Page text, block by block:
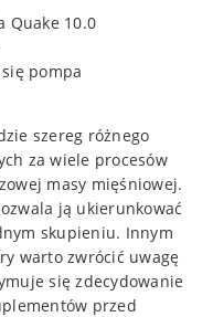
Quake 10.0
pompa
szereg różnego
za wiele procesów
masy mięśniowej.
ją ukierunkować
skupieniu. Innym
warto zwrócić uwagę
się zdecydowanie
przed